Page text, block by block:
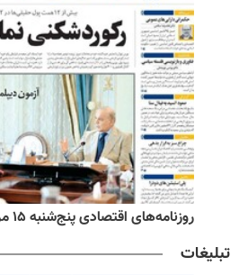
روزنامه‌های اقتصادی پنج‌شنبه ۱۵ مرداد ۱۴۰۵
تبلیغات